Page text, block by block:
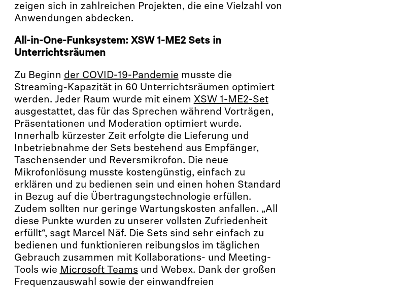
zeigen sich in zahlreichen Projekten, die eine Vielzahl von
Anwendungen abdecken.
All-in-One-Funksystem: XSW 1-ME2 Sets in
Unterrichtsräumen
Zu Beginn der COVID-19-Pandemie musste die
Streaming-Kapazität in 60 Unterrichtsräumen optimiert
werden. Jeder Raum wurde mit einem XSW 1-ME2-Set
ausgestattet, das für das Sprechen während Vorträgen,
Präsentationen und Moderation optimiert wurde.
Innerhalb kürzester Zeit erfolgte die Lieferung und
Inbetriebnahme der Sets bestehend aus Empfänger,
Taschensender und Reversmikrofon. Die neue
Mikrofonlösung musste kostengünstig, einfach zu
erklären und zu bedienen sein und einen hohen Standard
in Bezug auf die Übertragungstechnologie erfüllen.
Zudem sollten nur geringe Wartungskosten anfallen. „All
diese Punkte wurden zu unserer vollsten Zufriedenheit
erfüllt“, sagt Marcel Näf. Die Sets sind sehr einfach zu
bedienen und funktionieren reibungslos im täglichen
Gebrauch zusammen mit Kollaborations- und Meeting-
Tools wie Microsoft Teams und Webex. Dank der großen
Frequenzauswahl sowie der einwandfreien